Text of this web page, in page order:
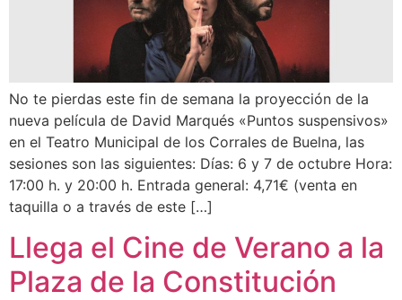
No te pierdas este fin de semana la proyección de la
nueva película de David Marqués «Puntos suspensivos»
en el Teatro Municipal de los Corrales de Buelna, las
sesiones son las siguientes: Días: 6 y 7 de octubre Hora:
17:00 h. y 20:00 h. Entrada general: 4,71€ (venta en
taquilla o a través de este […]
Llega el Cine de Verano a la
Plaza de la Constitución